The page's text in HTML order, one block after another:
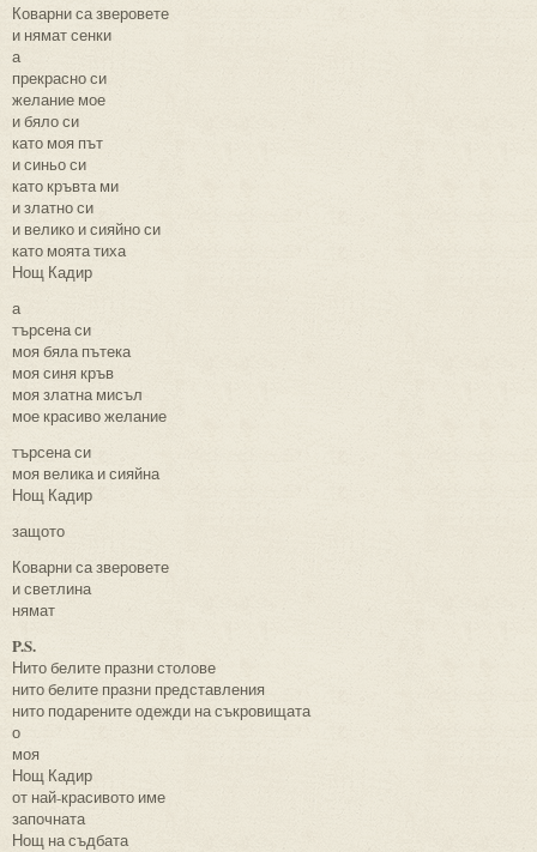
Коварни са зверовете
и нямат сенки
а
прекрасно си
желание мое
и бяло си
като моя път
и синьо си
като кръвта ми
и златно си
и велико и сияйно си
като моята тиха
Нощ Кадир
а
търсена си
моя бяла пътека
моя синя кръв
моя златна мисъл
мое красиво желание
търсена си
моя велика и сияйна
Нощ Кадир
защото
Коварни са зверовете
и светлина
нямат
P.S.
Нито белите празни столове
нито белите празни представления
нито подарените одежди на съкровищата
о
моя
Нощ Кадир
от най-красивото име
започната
Нощ на съдбата